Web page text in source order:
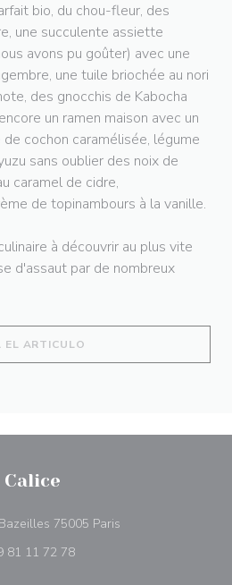
bio, du chou-fleur, des
une succulente assiette
avons pu goûter) avec une
une tuile briochée au nori
des gnocchis de Kabocha
un ramen maison avec un
cochon caramélisée, légume
sans oublier des noix de
caramel de cidre,
de topinambours à la vanille.
à découvrir au plus vite
d'assaut par de nombreux
EL ARTICULO
Calice
75005 Paris
81 11 72 78